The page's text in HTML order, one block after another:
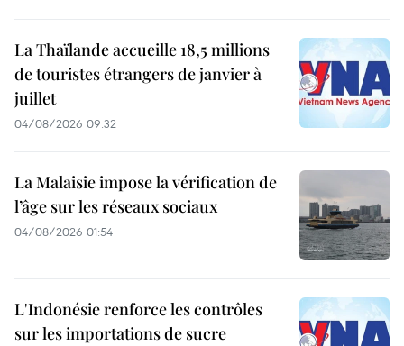
La Thaïlande accueille 18,5 millions
de touristes étrangers de janvier à
juillet
04/08/2026 09:32
La Malaisie impose la vérification de
l’âge sur les réseaux sociaux
04/08/2026 01:54
L'Indonésie renforce les contrôles
sur les importations de sucre